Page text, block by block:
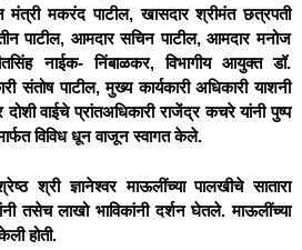
मकरंद पाटील, खासदार श्रीमंत छत्रपती
पाटील, आमदार सचिन पाटील, आमदार मनोज
नाईक- निंबाळकर, विभागीय आयुक्त डॉ.
संतोष पाटील, मुख्य कार्यकारी अधिकारी याशनी
वाईचे प्रांतअधिकारी राजेंद्र कचरे यांनी पुष्प
विविध धून वाजून स्वागत केले.
श्री ज्ञानेश्वर माऊलींच्या पालखीचे सातारा
तसेच लाखो भाविकांनी दर्शन घेतले. माऊलींच्या
होती.